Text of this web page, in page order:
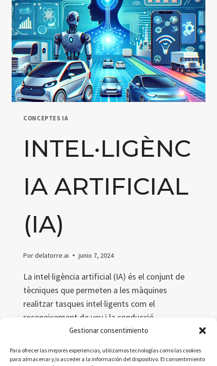
Gestionar consentimiento
Para ofrecer las mejores experiencias, utilizamos tecnologías como las cookies
para almacenar y/o acceder a la información del dispositivo. El consentimiento
CONCEPTES IA
INTEL·LIGÈNC
IA ARTIFICIAL
(IA)
Pordelatorre.ai junio 7, 2024
La intel·ligència artificial (IA) és el conjunt de
tècniques que permeten a les màquines
realitzar tasques intel·ligents com el
reconeixement de veu i la conducció
autònoma. Aquest article explora el concepte,
metàfores per entendre-ho i una dita catalana